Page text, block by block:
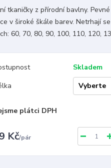
tkaničky z přírodní bavlny.
v široké škále barev. Netrhají
60, 70, 80, 90, 100, 110, 120,
Skladem
plátci DPH
Kč/pár